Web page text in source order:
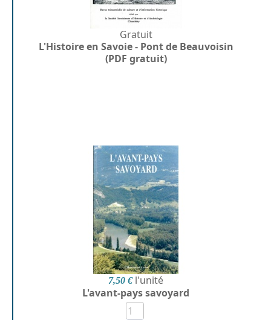
Gratuit
L'Histoire en Savoie - Pont de Beauvoisin
(PDF gratuit)
7,50 € l'unité
L'avant-pays savoyard